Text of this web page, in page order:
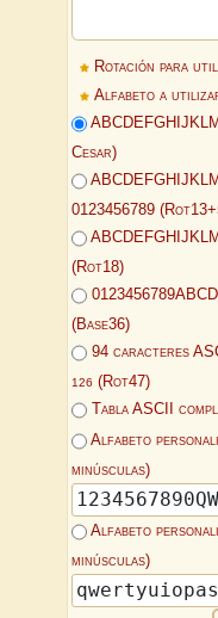
Rotación para
Alfabeto a
Cesar)
0123456789
(Rot18)
(Base36)
94 caracteres
126 (Rot47)
Tabla ASCII
Alfabeto
minúsculas)
Alfabeto
minúsculas)